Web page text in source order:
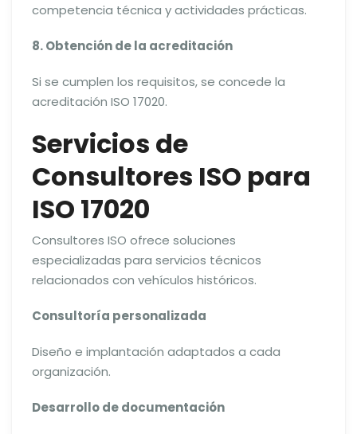
competencia técnica y actividades prácticas.
8. Obtención de la acreditación
Si se cumplen los requisitos, se concede la
acreditación ISO 17020.
Servicios de
Consultores ISO para
ISO 17020
Consultores ISO ofrece soluciones
especializadas para servicios técnicos
relacionados con vehículos históricos.
Consultoría personalizada
Diseño e implantación adaptados a cada
organización.
Desarrollo de documentación